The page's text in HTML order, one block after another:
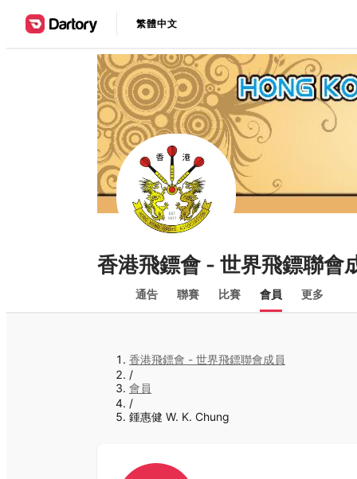
繁體中文
香港飛鏢會 - 世界飛鏢聯會
通告 聯賽 比賽 會員 更多
香港飛鏢會 - 世界飛鏢聯會成員
/
會員
/
鍾惠健 W. K. Chung